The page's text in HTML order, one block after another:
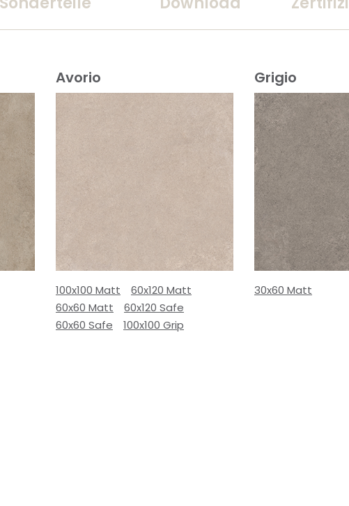
Avorio
100x100 Matt
60x120 Matt
60x60 Matt
60x120 Safe
60x60 Safe
100x100 Grip
Grigio
30x60 Matt